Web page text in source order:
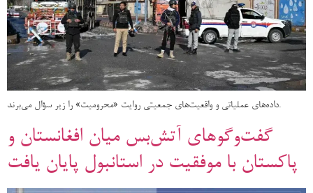
داده‌های عملیاتی و واقعیت‌های جمعیتی روایت «محرومیت» را زیر سؤال می‌برند.
گفت‌وگوهای آتش‌بس میان افغانستان و
پاکستان با موفقیت در استانبول پایان یافت